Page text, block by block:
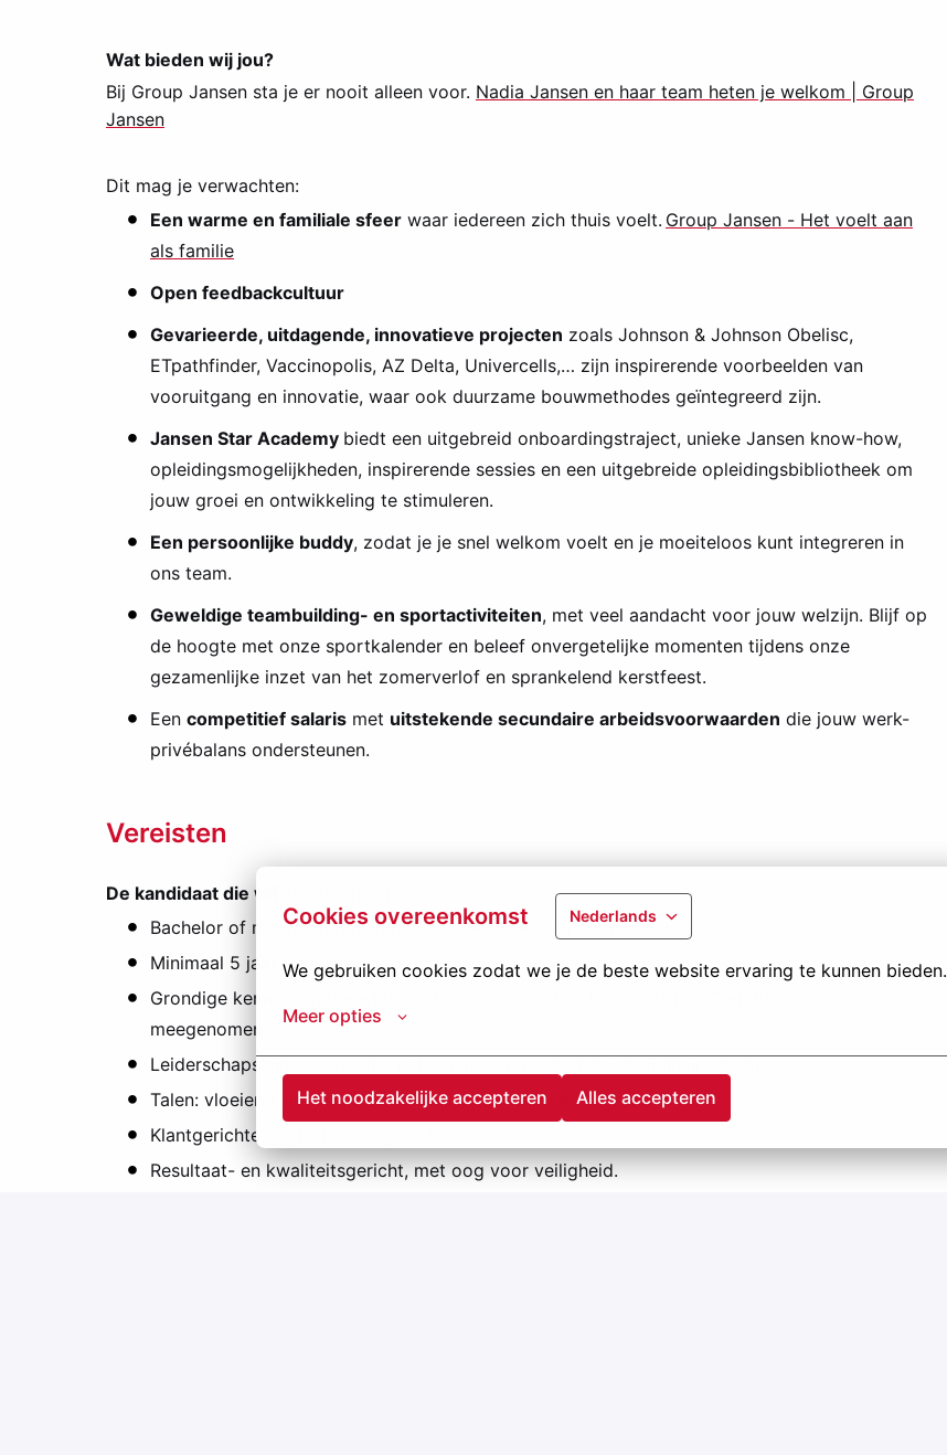
Cookies overeenkomst Nederlands
We gebruiken cookies zodat we je de beste website ervaring te kunnen bieden.
Meer opties
Het noodzakelijke accepteren Alles accepteren
Wat bieden wij jou?
Bij Group Jansen sta je er nooit alleen voor. Nadia Jansen en haar team heten je welkom | Group
Jansen
Dit mag je verwachten:
Een warme en familiale sfeer waar iedereen zich thuis voelt. Group Jansen - Het voelt aan
als familie
Open feedbackcultuur
Gevarieerde, uitdagende, innovatieve projecten zoals Johnson & Johnson Obelisc,
ETpathfinder, Vaccinopolis, AZ Delta, Univercells,… zijn inspirerende voorbeelden van
vooruitgang en innovatie, waar ook duurzame bouwmethodes geïntegreerd zijn.
Jansen Star Academy biedt een uitgebreid onboardingstraject, unieke Jansen know-how,
opleidingsmogelijkheden, inspirerende sessies en een uitgebreide opleidingsbibliotheek om
jouw groei en ontwikkeling te stimuleren.
Een persoonlijke buddy, zodat je je snel welkom voelt en je moeiteloos kunt integreren in
ons team.
Geweldige teambuilding- en sportactiviteiten, met veel aandacht voor jouw welzijn. Blijf op
de hoogte met onze sportkalender en beleef onvergetelijke momenten tijdens onze
gezamenlijke inzet van het zomerverlof en sprankelend kerstfeest.
Een competitief salaris met uitstekende secundaire arbeidsvoorwaarden die jouw werk-
privébalans ondersteunen.
Vereisten
De kandidaat die wij zoeken heeft:
Bachelor of master in Bouwkunde of gelijkwaardig door ervaring.
Minimaal 5 jaar relevante ervaring.
Grondige kennis van bouwkunde; kennis van technieken zoals HVAC en E&A is mooi
meegenomen.
Leiderschapskills en ervaring in het aansturen van multidisciplinaire teams.
Talen: vloeiend Nederlands en Engels; Frans strekt tot aanbeveling.
Klantgerichte én flexibele ingesteldheid.
Resultaat- en kwaliteitsgericht, met oog voor veiligheid.